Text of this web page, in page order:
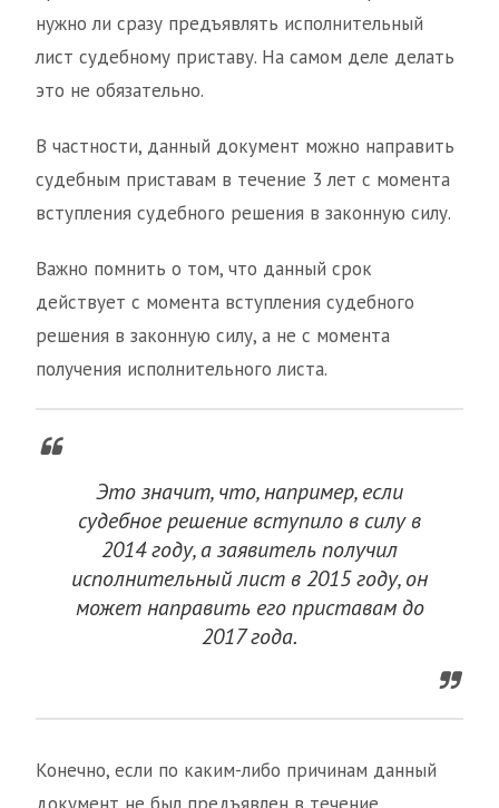
нужно ли сразу предъявлять исполнительный
лист судебному приставу. На самом деле делать
это не обязательно.
В частности, данный документ можно направить
судебным приставам в течение 3 лет с момента
вступления судебного решения в законную силу.
Важно помнить о том, что данный срок
действует с момента вступления судебного
решения в законную силу, а не с момента
получения исполнительного листа.
Это значит, что, например, если
судебное решение вступило в силу в
2014 году, а заявитель получил
исполнительный лист в 2015 году, он
может направить его приставам до
2017 года.
Конечно, если по каким-либо причинам данный